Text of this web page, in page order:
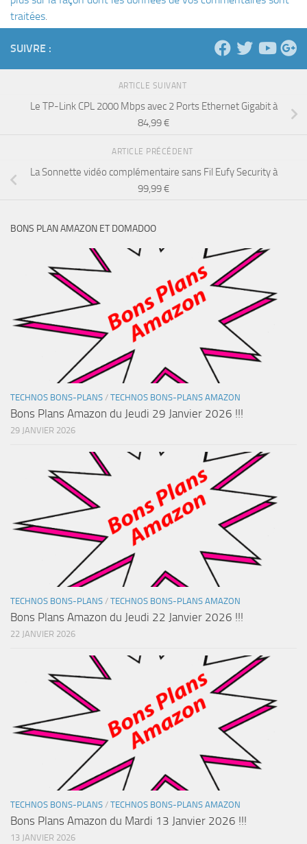
traitées.
SUIVRE :
ARTICLE SUIVANT
Le TP-Link CPL 2000 Mbps avec 2 Ports Ethernet Gigabit à
84,99 €
ARTICLE PRÉCÉDENT
La Sonnette vidéo complémentaire sans Fil Eufy Security à
99,99 €
BONS PLAN AMAZON ET DOMADOO
TECHNOS BONS-PLANS / TECHNOS BONS-PLANS AMAZON
Bons Plans Amazon du Jeudi 29 Janvier 2026 !!!
29 JANVIER 2026
TECHNOS BONS-PLANS / TECHNOS BONS-PLANS AMAZON
Bons Plans Amazon du Jeudi 22 Janvier 2026 !!!
22 JANVIER 2026
TECHNOS BONS-PLANS / TECHNOS BONS-PLANS AMAZON
Bons Plans Amazon du Mardi 13 Janvier 2026 !!!
13 JANVIER 2026